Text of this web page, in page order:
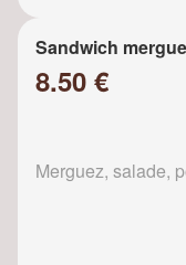
Sandwich
8.50 €
Merguez, salade,